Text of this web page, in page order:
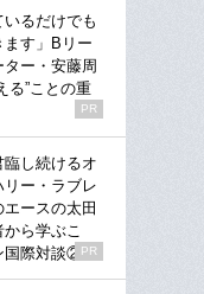
いるだけでも
す」Bリー
ー・安藤周
る”ことの重
PR
し続けるオ
ー・ラブレ
ースの太田
ら学ぶこ
国際対談②》
PR